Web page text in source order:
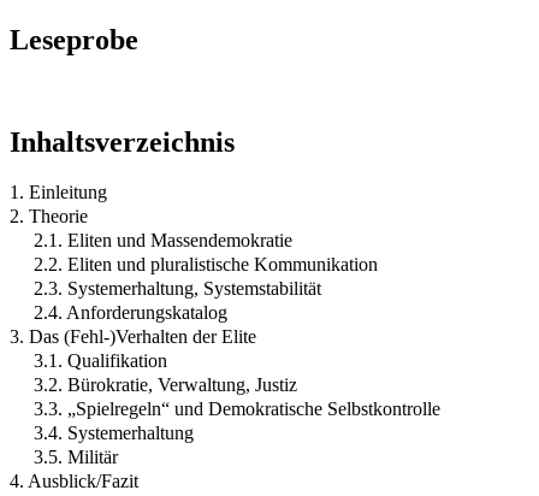
Leseprobe
Inhaltsverzeichnis
1. Einleitung
2. Theorie
2.1. Eliten und Massendemokratie
2.2. Eliten und pluralistische Kommunikation
2.3. Systemerhaltung, Systemstabilität
2.4. Anforderungskatalog
3. Das (Fehl-)Verhalten der Elite
3.1. Qualifikation
3.2. Bürokratie, Verwaltung, Justiz
3.3. „Spielregeln“ und Demokratische Selbstkontrolle
3.4. Systemerhaltung
3.5. Militär
4. Ausblick/Fazit